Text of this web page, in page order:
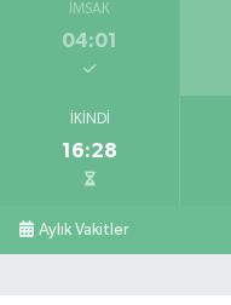
İMSAK
04:01
İKINDI
16:28
Aylık Vakitler